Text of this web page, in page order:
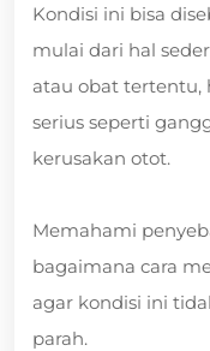
Kondisi ini bisa
mulai dari hal
atau obat tertentu,
serius seperti
kerusakan otot.
Memahami
bagaimana cara
agar kondisi ini
parah.